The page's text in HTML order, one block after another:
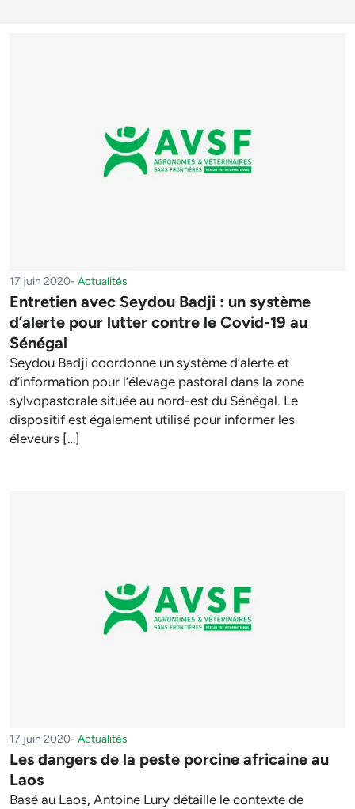
17 juin 2020- Actualités
Entretien avec Seydou Badji : un système
d’alerte pour lutter contre le Covid-19 au
Sénégal
Seydou Badji coordonne un système d’alerte et
d’information pour l’élevage pastoral dans la zone
sylvopastorale située au nord-est du Sénégal. Le
dispositif est également utilisé pour informer les
éleveurs […]
17 juin 2020- Actualités
Les dangers de la peste porcine africaine au
Laos
Basé au Laos, Antoine Lury détaille le contexte de